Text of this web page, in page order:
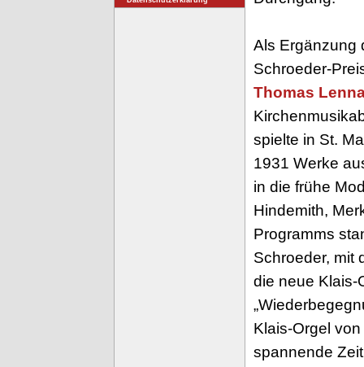
Als Ergänzung
Schroeder-
Thomas
spielte in St.
1931 Werke
in die frühe
Hindemith,
Programms
Schroeder, mit
die neue Klais-
Klais-Orgel
spannende